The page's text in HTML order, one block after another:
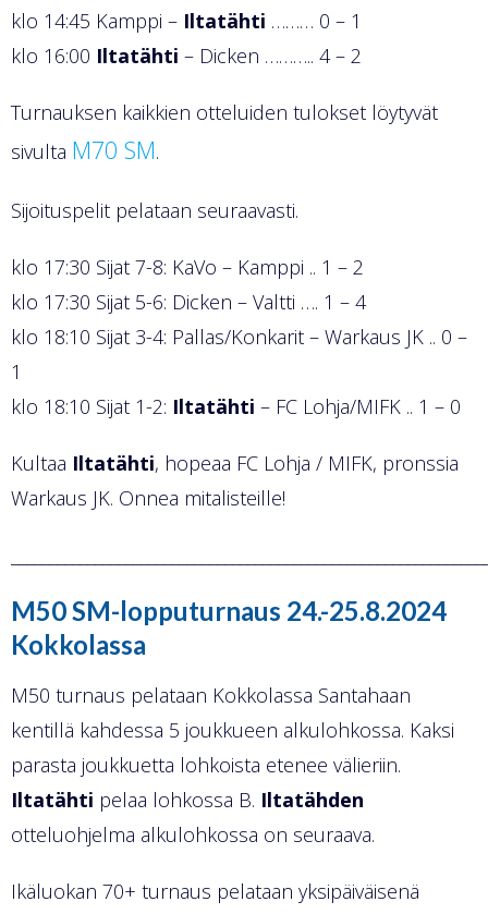
klo 14:45 Kamppi – Iltatähti ……… 0 – 1
klo 16:00 Iltatähti – Dicken ……….. 4 – 2
Turnauksen kaikkien otteluiden tulokset löytyvät
sivulta M70 SM.
Sijoituspelit pelataan seuraavasti.
klo 17:30 Sijat 7-8: KaVo – Kamppi .. 1 – 2
klo 17:30 Sijat 5-6: Dicken – Valtti …. 1 – 4
klo 18:10 Sijat 3-4: Pallas/Konkarit – Warkaus JK .. 0 –
1
klo 18:10 Sijat 1-2: Iltatähti – FC Lohja/MIFK .. 1 – 0
Kultaa Iltatähti, hopeaa FC Lohja / MIFK, pronssia
Warkaus JK. Onnea mitalisteille!
M50 SM-lopputurnaus 24.-25.8.2024
Kokkolassa
M50 turnaus pelataan Kokkolassa Santahaan
kentillä kahdessa 5 joukkueen alkulohkossa. Kaksi
parasta joukkuetta lohkoista etenee välieriin.
Iltatähti pelaa lohkossa B. Iltatähden
otteluohjelma alkulohkossa on seuraava.
Ikäluokan 70+ turnaus pelataan yksipäiväisenä